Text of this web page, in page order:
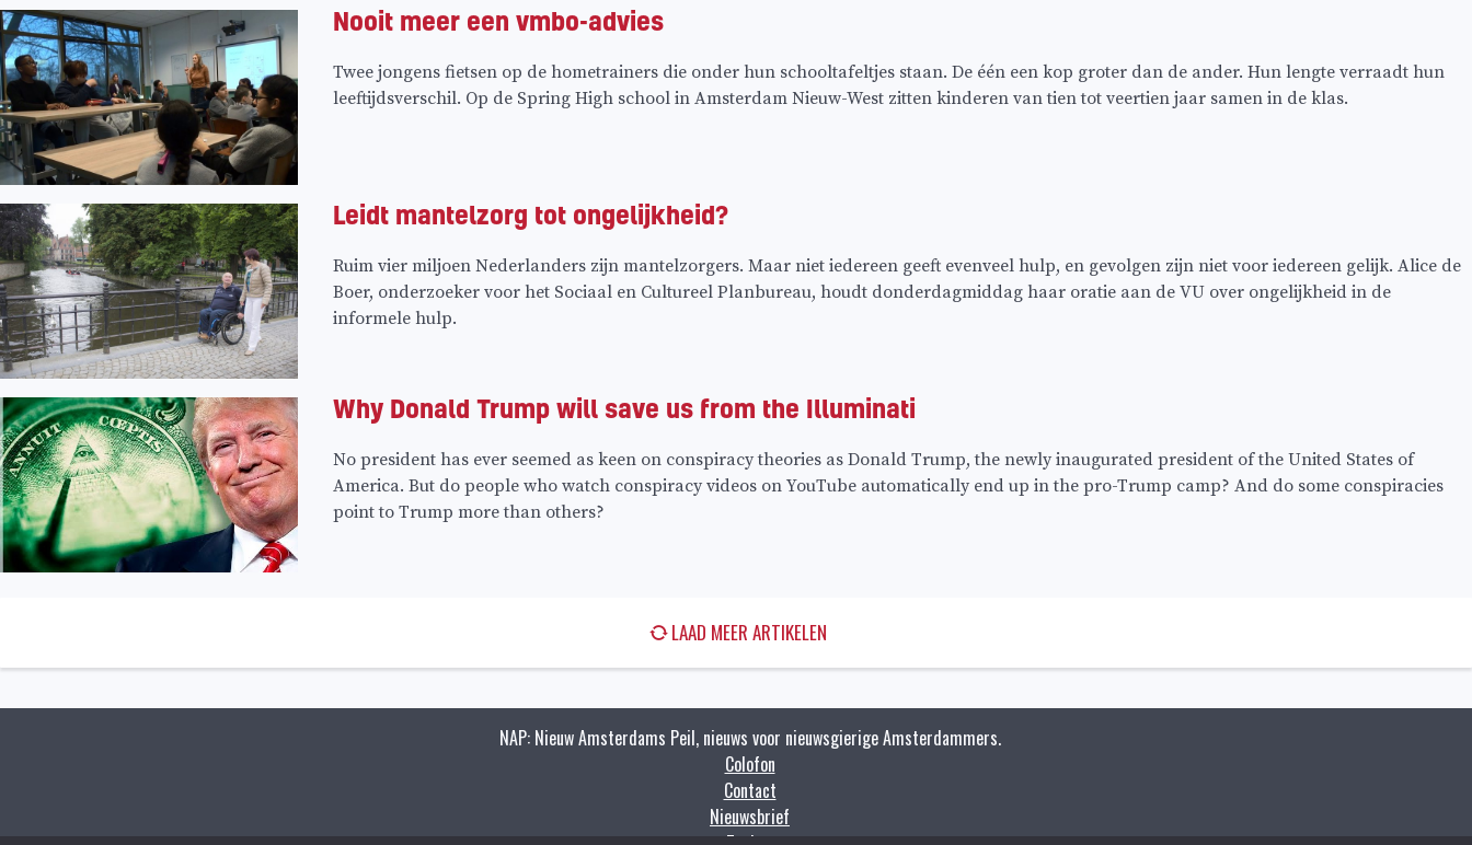
Nooit meer een vmbo-advies
Twee jongens fietsen op de hometrainers die onder hun schooltafeltjes staan. De één een kop groter dan de ander. Hun lengte verraadt hun
leeftijdsverschil. Op de Spring High school in Amsterdam Nieuw-West zitten kinderen van tien tot veertien jaar samen in de klas.
Leidt mantelzorg tot ongelijkheid?
Ruim vier miljoen Nederlanders zijn mantelzorgers. Maar niet iedereen geeft evenveel hulp, en gevolgen zijn niet voor iedereen gelijk. Alice de
Boer, onderzoeker voor het Sociaal en Cultureel Planbureau, houdt donderdagmiddag haar oratie aan de VU over ongelijkheid in de
informele hulp.
Why Donald Trump will save us from the Illuminati
No president has ever seemed as keen on conspiracy theories as Donald Trump, the newly inaugurated president of the United States of
America. But do people who watch conspiracy videos on YouTube automatically end up in the pro-Trump camp? And do some conspiracies
point to Trump more than others?
LAAD MEER ARTIKELEN
NAP: Nieuw Amsterdams Peil, nieuws voor nieuwsgierige Amsterdammers.
Colofon
Contact
Nieuwsbrief